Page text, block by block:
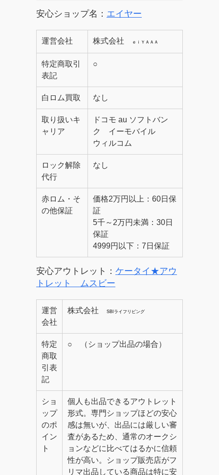
安心ショップ名： エイヤー
運営会社 株式会社 ｅｉＹＡＡＡ
特定商取引
表記
○
白ロム買取 なし
取り扱いキ
ャリア
ドコモ au ソフトバン
ク イーモバイル
ウィルコム
ロック解除
代行
なし
赤ロム・そ
の他保証
価格2万円以上：60日保
証
5千～2万円未満：30日
保証
4999円以下：7日保証
安心アウトレット： ケータイ★アウ
トレット ムスビー
運営
会社
株式会社 SBIライフリビング
特定
商取
引表
記
○ （ショップ出品の場合）
ショ
ップ
のポ
イン
ト
個人も出品できるアウトレット
形式。専門ショップほどの安心
感は無いが、出品には厳しい審
査があるため、通常のオークシ
ョンなどに比べてはるかに信頼
性が高い。ショップ販売店がフ
リマ出品している商品は特に安